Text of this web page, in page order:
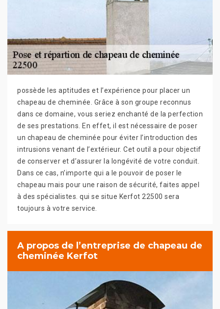
possède les aptitudes et l’expérience pour placer un
chapeau de cheminée. Grâce à son groupe reconnus
dans ce domaine, vous seriez enchanté de la perfection
de ses prestations. En effet, il est nécessaire de poser
un chapeau de cheminée pour éviter l’introduction des
intrusions venant de l’extérieur. Cet outil a pour objectif
de conserver et d’assurer la longévité de votre conduit.
Dans ce cas, n’importe qui a le pouvoir de poser le
chapeau mais pour une raison de sécurité, faites appel
à des spécialistes. qui se situe Kerfot 22500 sera
toujours à votre service.
A propos de l’entreprise de chapeau de
cheminée Kerfot